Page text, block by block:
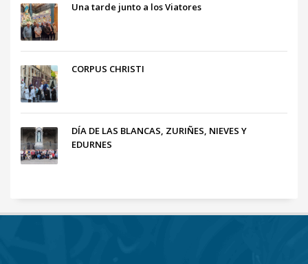
Una tarde junto a los Viatores
CORPUS CHRISTI
DÍA DE LAS BLANCAS, ZURIÑES, NIEVES Y
EDURNES